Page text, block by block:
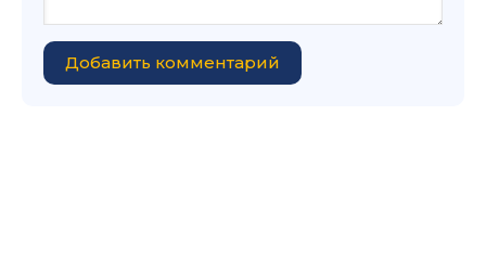
Добавить комментарий